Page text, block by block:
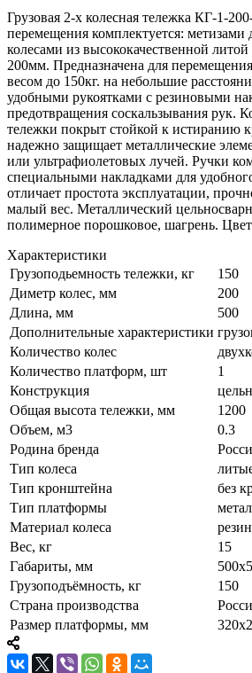
Грузовая 2-х колесная тележка КГ-1-
перемещения комплектуется: метизами
колесами из высококачественной
200мм. Предназначена для
весом до 150кг. на небольшие
удобными рукоятками с резиновыми
предотвращения соскальзывания рук.
тележки покрыт стойкой к истиранию
надежно защищает металлические
или ультрафиолетовых лучей. Ручки
специальными накладками для
отличает простота эксплуатации,
малый вес. Металлический
полимерное порошковое, шагрень.
Характеристики
Грузоподьемность тележки, кг
150
Диметр колес, мм
200
Длина, мм
500
Дополнительные характеристики
Количество колес
Количество платформ, шт
1
Конструкция
Общая высота тележки, мм
1200
Объем, м3
0.3
Родина бренда
Тип колеса
Тип кронштейна
без
Тип платформы
Материал колеса
Вес, кг
15
Габариты, мм
Грузоподъёмность, кг
150
Страна производства
Размер платформы, мм